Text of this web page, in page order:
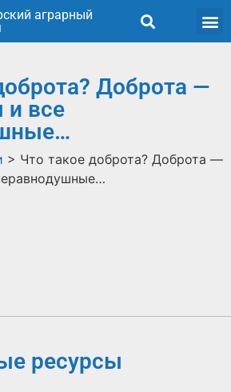
аграрный
Доброта —
все
> Что такое доброта? Доброта —
ресурсы